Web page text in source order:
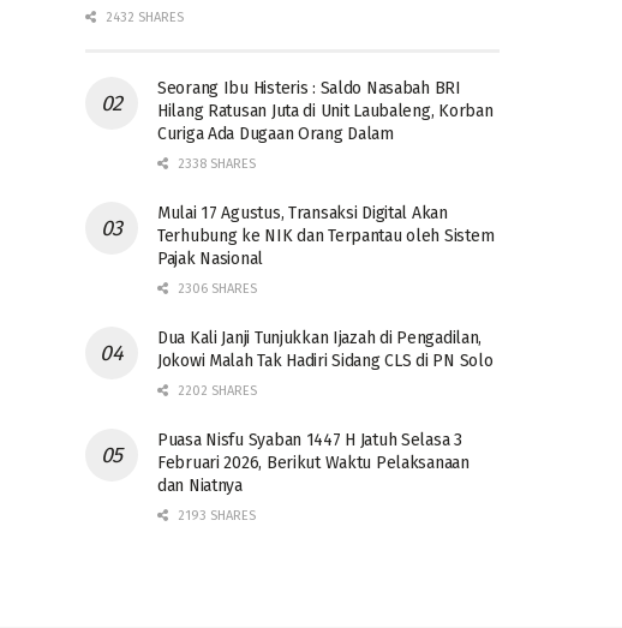
2432 SHARES
Seorang Ibu Histeris : Saldo Nasabah BRI
Hilang Ratusan Juta di Unit Laubaleng, Korban
Curiga Ada Dugaan Orang Dalam
2338 SHARES
Mulai 17 Agustus, Transaksi Digital Akan
Terhubung ke NIK dan Terpantau oleh Sistem
Pajak Nasional
2306 SHARES
Dua Kali Janji Tunjukkan Ijazah di Pengadilan,
Jokowi Malah Tak Hadiri Sidang CLS di PN Solo
2202 SHARES
Puasa Nisfu Syaban 1447 H Jatuh Selasa 3
Februari 2026, Berikut Waktu Pelaksanaan
dan Niatnya
2193 SHARES